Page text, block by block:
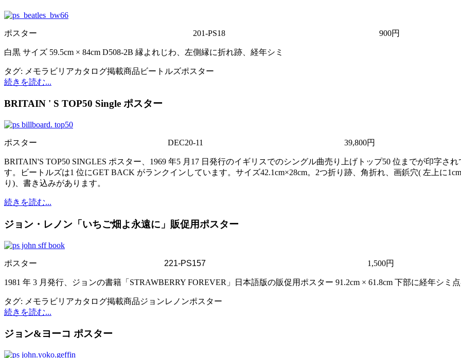
ポスター 201-PS18 900円
白黒 サイズ 59.5cm × 84cm D508-2B 縁よれじわ、左側縁に折れ跡、経年シミ
タグ: メモラビリアカタログ掲載商品 ビートルズポスター
続きを読む...
BRITAIN ' S TOP50 Single ポスター
ポスター DEC20-11 39,800円
BRITAIN'S TOP50 SINGLES ポスター、1969 年5 月17 日発行のイギリスでのシングル曲売り上げトップ50 位までが印字され
す。ビートルズは1 位にGET BACK がランクインしています。サイズ42.1cm×28cm。2つ折り跡、角折れ、画鋲穴( 左上に
り)、書き込みがあります。
続きを読む...
ジョン・レノン「いちご畑よ永遠に」販促用ポスター
ポスター 221-PS157 1,500円
1981 年 3 月発行、ジョンの書籍「STRAWBERRY FOREVER」日本語版の販促用ポスター 91.2cm × 61.8cm 下部に経年シミ
タグ: メモラビリアカタログ掲載商品ジョンレノンポスター
続きを読む...
ジョン&ヨーコ ポスター